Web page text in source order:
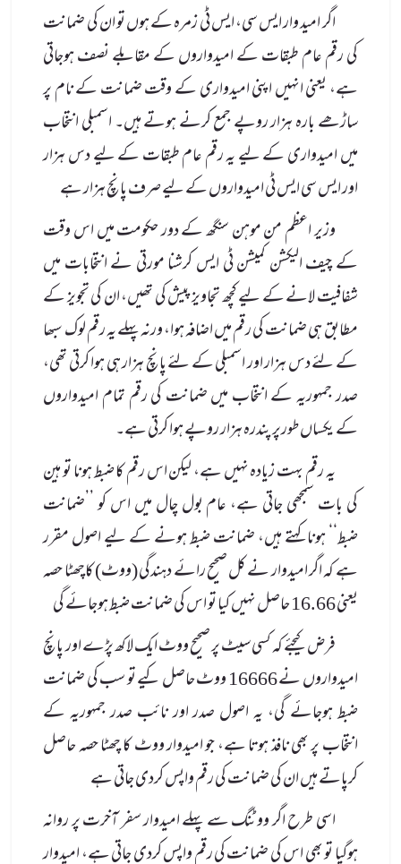
اگر امید وار ایس سی، ایس ٹی زمرہ کے ہوں تو ان کی ضمانت
کی رقم عام طبقات کے امیدواروں کے مقابلے نصف ہوجاتی
ہے، یعنی انہیں اپنی امیدواری کے وقت ضمانت کے نام پر
ساڑھے بارہ ہزار روپے جمع کرنے ہوتے ہیں۔ اسمبلی انتخاب
میں امیدواری کے لیے یہ رقم عام طبقات کے لیے دس ہزار
اور ایس سی ایس ٹی امیدواروں کے لیے صرف پانچ ہزار ہے
وزیر اعظم من موہن سنگھ کے دور حکومت میں اس وقت
کے چیف الیکشن کمیشن ٹی ایس کرشنا مورتی نے انتخابات میں
شفافیت لانے کے لیے کچھ تجاویز پیش کی تھیں، ان کی تجویز کے
مطابق ہی ضمانت کی رقم میں اضافہ ہوا، ورنہ پہلے یہ رقم لوک سبھا
کے لئے دس ہزار اور اسمبلی کے لئے پانچ ہزار ہی ہوا کرتی تھی،
صدر جمہوریہ کے انتخاب میں ضمانت کی رقم تمام امیدواروں
کے یکساں طورپر پندرہ ہزار روپے ہوا کرتی ہے۔
یہ رقم بہت زیادہ نہیں ہے، لیکن اس رقم کا ضبط ہونا تو ہین
کی بات سمجھی جاتی ہے، عام بول چال میں اس کو ’’ضمانت
ضبط‘‘ ہونا کہتے ہیں، ضمانت ضبط ہونے کے لیے اصول مقرر
ہے کہ اگر امیدوار نے کل صحیح رائے دہندگی (ووٹ) کاچھٹا حصہ
یعنی 16.66 حاصل نہیں کیا تو اس کی ضمانت ضبط ہوجائے گی
فرض کیجئے کہ کسی سیٹ پر صحیح ووٹ ایک لاکھ پڑے اور پانچ
امیدواروں نے 16666 ووٹ حاصل کیے تو سب کی ضمانت
ضبط ہوجائے گی، یہ اصول صدر اور نائب صدر جمہوریہ کے
انتخاب پر بھی نافذ ہوتا ہے، جو امیدوار ووٹ کا چھٹا حصہ حاصل
کرپاتے ہیں ان کی ضمانت کی رقم واپس کردی جاتی ہے
اسی طرح اگر ووٹنگ سے پہلے امیدوار سفر آخرت پر روانہ
ہوگیا تو بھی اس کی ضمانت کی رقم واپس کردی جاتی ہے، امیدوار